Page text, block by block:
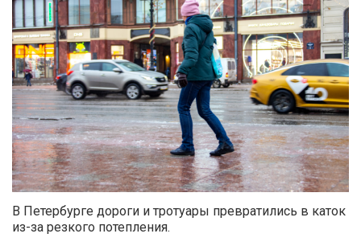
В Петербурге дороги и тротуары превратились в каток
из-за резкого потепления.